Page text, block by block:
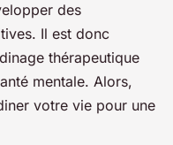
des
Il est donc
thérapeutique
mentale. Alors,
votre vie pour une